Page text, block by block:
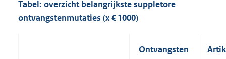
Tabel: overzicht belangrijkste suppletore
ontvangstenmutaties (x € 1000)
Ontvangsten